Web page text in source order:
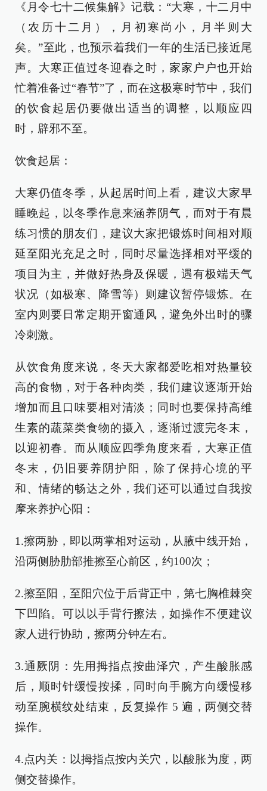
《月令七十二候集解》记载：“大寒，十二月中
（农历十二月），月初寒尚小，月半则大
矣。”至此，也预示着我们一年的生活已接近尾
声。大寒正值过冬迎春之时，家家户户也开始
忙着准备过“春节”了，而在这极寒时节中，我们
的饮食起居仍要做出适当的调整，以顺应四
时，辟邪不至。
饮食起居：
大寒仍值冬季，从起居时间上看，建议大家早
睡晚起，以冬季作息来涵养阴气，而对于有晨
练习惯的朋友们，建议大家把锻炼时间相对顺
延至阳光充足之时，同时尽量选择相对平缓的
项目为主，并做好热身及保暖，遇有极端天气
状况（如极寒、降雪等）则建议暂停锻炼。在
室内则要日常定期开窗通风，避免外出时的骤
冷刺激。
从饮食角度来说，冬天大家都爱吃相对热量较
高的食物，对于各种肉类，我们建议逐渐开始
增加而且口味要相对清淡；同时也要保持高维
生素的蔬菜类食物的摄入，逐渐过渡完冬末，
以迎初春。而从顺应四季角度来看，大寒正值
冬末，仍旧要养阴护阳，除了保持心境的平
和、情绪的畅达之外，我们还可以通过自我按
摩来养护心阳：
1.擦两胁，即以两掌相对运动，从腋中线开始，
沿两侧胁肋部推擦至心前区，约100次；
2.擦至阳，至阳穴位于后背正中，第七胸椎棘突
下凹陷。可以以手背行擦法，如操作不便建议
家人进行协助，擦两分钟左右。
3.通厥阴：先用拇指点按曲泽穴，产生酸胀感
后，顺时针缓慢按揉，同时向手腕方向缓慢移
动至腕横纹处结束，反复操作 5 遍，两侧交替
操作。
4.点内关：以拇指点按内关穴，以酸胀为度，两
侧交替操作。